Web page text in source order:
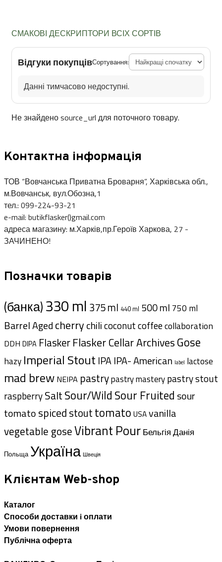
СМАКОВІ ДЕСКРИПТОРИ ВСІХ СОРТІВ
Відгуки покупцівСортування:
Данні тимчасово недоступні.
Не знайдено source_url для поточного товару.
Контактна інформація
ТОВ “Вовчанська Приватна Броварня”, Харківська обл.,
м.Вовчанськ, вул.Обозна,1
тел.: 099-224-93-21
e-mail: butikflasker()gmail.com
адреса магазину: м.Харків,пр.Героїв Харкова, 27 -
ЗАЧИНЕНО!
Позначки товарів
(банка)330 ml 375 ml 440 ml 500 ml 750 ml
Barrel Agedcherrychilicoconutcoffeecollaboration
DDH DIPA FlaskerFlasker Cellar ArchivesGose
hazy Imperial Stout IPA IPA- American label lactose
mad brew NEIPA pastrypastry masterypastry stout
raspberrySaltSour/Wild Sour Fruited sour
tomatospicedstouttomato USAvanilla
vegetable goseVibrant PourБельгіяДанія
Польща Україна Швеція
Клієнтам Web-shop
Каталог
Способи доставки i оплати
Умови повернення
Публічна оферта